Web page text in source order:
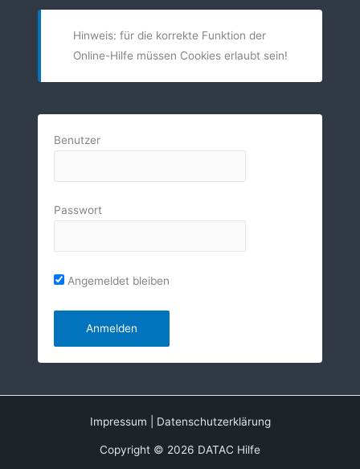
Hinweis: für die korrekte Funktion der
Online-Hilfe müssen Cookies erlaubt sein!
Benutzer
Passwort
Angemeldet bleiben
Impressum Datenschutzerklärung
Copyright © 2026 DATAC Hilfe